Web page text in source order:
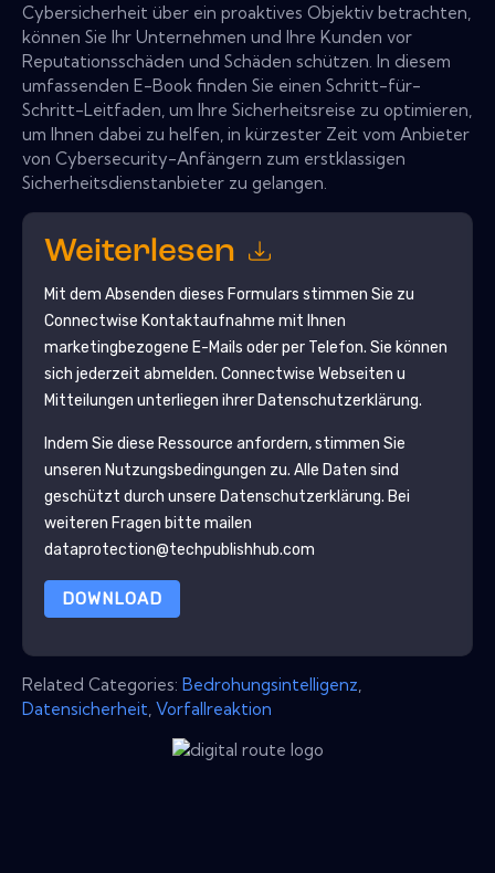
Cybersicherheit über ein proaktives Objektiv betrachten,
können Sie Ihr Unternehmen und Ihre Kunden vor
Reputationsschäden und Schäden schützen. In diesem
umfassenden E-Book finden Sie einen Schritt-für-
Schritt-Leitfaden, um Ihre Sicherheitsreise zu optimieren,
um Ihnen dabei zu helfen, in kürzester Zeit vom Anbieter
von Cybersecurity-Anfängern zum erstklassigen
Sicherheitsdienstanbieter zu gelangen.
Weiterlesen
Mit dem Absenden dieses Formulars stimmen Sie zu
Connectwise Kontaktaufnahme mit Ihnen
marketingbezogene E-Mails oder per Telefon. Sie können
sich jederzeit abmelden. Connectwise Webseiten u
Mitteilungen unterliegen ihrer Datenschutzerklärung.
Indem Sie diese Ressource anfordern, stimmen Sie
unseren Nutzungsbedingungen zu. Alle Daten sind
geschützt durch unsere Datenschutzerklärung. Bei
weiteren Fragen bitte mailen
dataprotection@techpublishhub.com
DOWNLOAD
Related Categories: Bedrohungsintelligenz
Datensicherheit Vorfallreaktion